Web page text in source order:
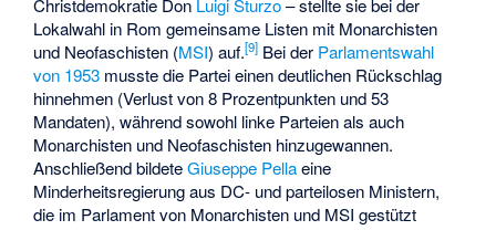
Lokalwahl in Rom gemeinsame Listen mit Monarchisten
und Neofaschisten (MSI) auf.[9] Bei der Parlamentswahl
von 1953 musste die Partei einen deutlichen Rückschlag
hinnehmen (Verlust von 8 Prozentpunkten und 53
Mandaten), während sowohl linke Parteien als auch
Monarchisten und Neofaschisten hinzugewannen.
Anschließend bildeteGiuseppe Pellaeine
Minderheitsregierung aus DC- und parteilosen Ministern,
die im Parlament von Monarchisten und MSI gestützt